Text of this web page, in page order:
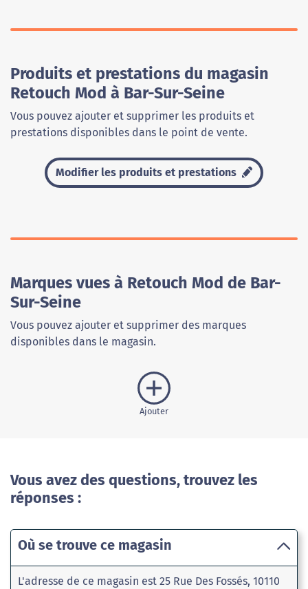
Produits et prestations du magasin
Retouch Mod à Bar-Sur-Seine
Vous pouvez ajouter et supprimer les produits et
prestations disponibles dans le point de vente.
Modifier les produits et prestations
Marques vues à Retouch Mod de Bar-
Sur-Seine
Vous pouvez ajouter et supprimer des marques
disponibles dans le magasin.
Ajouter
Vous avez des questions, trouvez les
réponses :
Où se trouve ce magasin
L'adresse de ce magasin est 25 Rue Des Fossés, 10110